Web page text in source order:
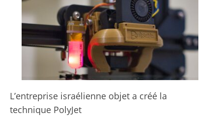
L’entreprise israélienne objet a créé la
technique PolyJet